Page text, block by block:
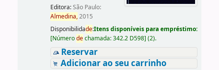
Editora:São Paulo:
Almedina,2015
Disponibilidade:Itens disponíveis para empréstimo:
[Númerodechamada:342.2 D598] (2).
Reservar
Adicionar ao seu carrinho